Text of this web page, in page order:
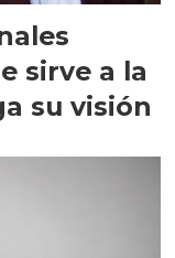
sirve a la
su visión